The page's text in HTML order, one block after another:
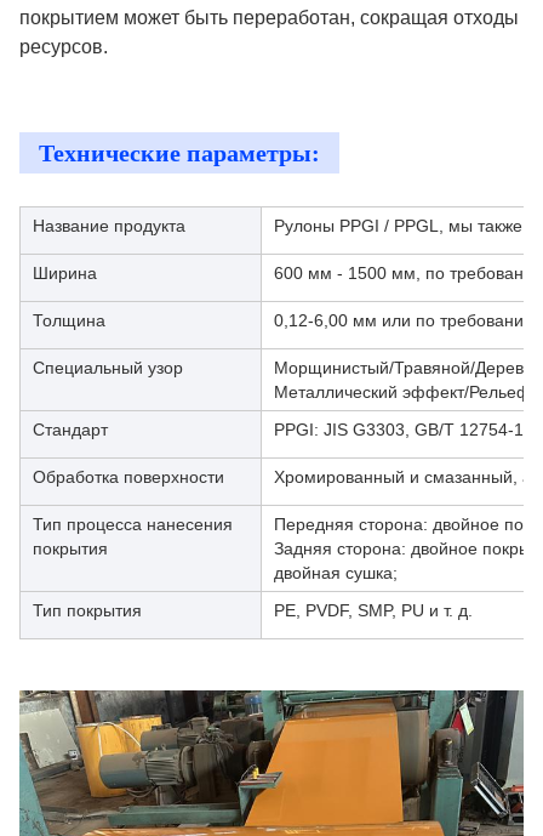
покрытием может быть переработан, сокращая отходы
ресурсов.
Технические параметры:
Название продукта Рулоны PPGI / PPGL, мы также
Ширина 600 мм - 1500 мм, по требованию
Толщина 0,12-6,00 мм или по требованию
Специальный узор
Морщинистый/Травяной/
Металлический эффект/
Стандарт
PPGI: JIS G3303, GB/T 12754-
Обработка поверхности Хромированный и смазанный, а
Тип процесса нанесения
покрытия
Передняя сторона: двойное
Задняя сторона: двойное
двойная сушка;
Тип покрытия
PE, PVDF, SMP, PU и т. д.